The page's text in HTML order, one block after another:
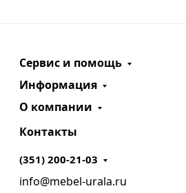
Сервис и помощь
Информация
О компании
Контакты
(351) 200-21-03
info@mebel-urala.ru